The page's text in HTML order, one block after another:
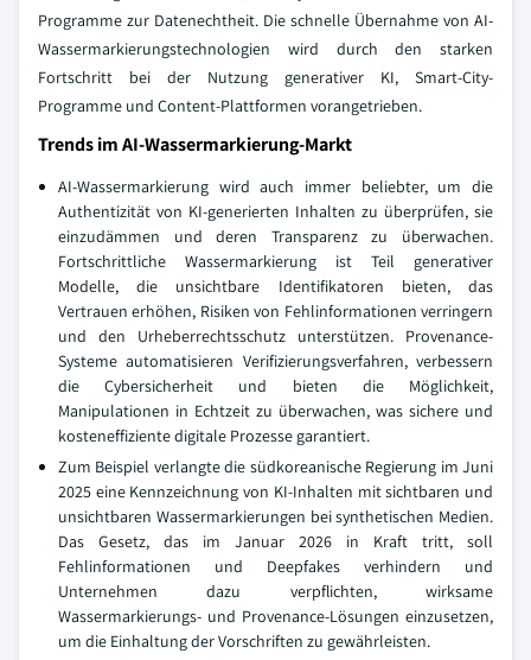
Programme zur Datenechtheit. Die schnelle Übernahme von AI-
Wassermarkierungstechnologien wird durch den starken
Fortschritt bei der Nutzung generativer KI, Smart-City-
Programme und Content-Plattformen vorangetrieben.
Trends im AI-Wassermarkierung-Markt
AI-Wassermarkierung wird auch immer beliebter, um die
Authentizität von KI-generierten Inhalten zu überprüfen, sie
einzudämmen und deren Transparenz zu überwachen.
Fortschrittliche Wassermarkierung ist Teil generativer
Modelle, die unsichtbare Identifikatoren bieten, das
Vertrauen erhöhen, Risiken von Fehlinformationen verringern
und den Urheberrechtsschutz unterstützen. Provenance-
Systeme automatisieren Verifizierungsverfahren, verbessern
die Cybersicherheit und bieten die Möglichkeit,
Manipulationen in Echtzeit zu überwachen, was sichere und
kosteneffiziente digitale Prozesse garantiert.
Zum Beispiel verlangte die südkoreanische Regierung im Juni
2025 eine Kennzeichnung von KI-Inhalten mit sichtbaren und
unsichtbaren Wassermarkierungen bei synthetischen Medien.
Das Gesetz, das im Januar 2026 in Kraft tritt, soll
Fehlinformationen und Deepfakes verhindern und
Unternehmen dazu verpflichten, wirksame
Wassermarkierungs- und Provenance-Lösungen einzusetzen,
um die Einhaltung der Vorschriften zu gewährleisten.